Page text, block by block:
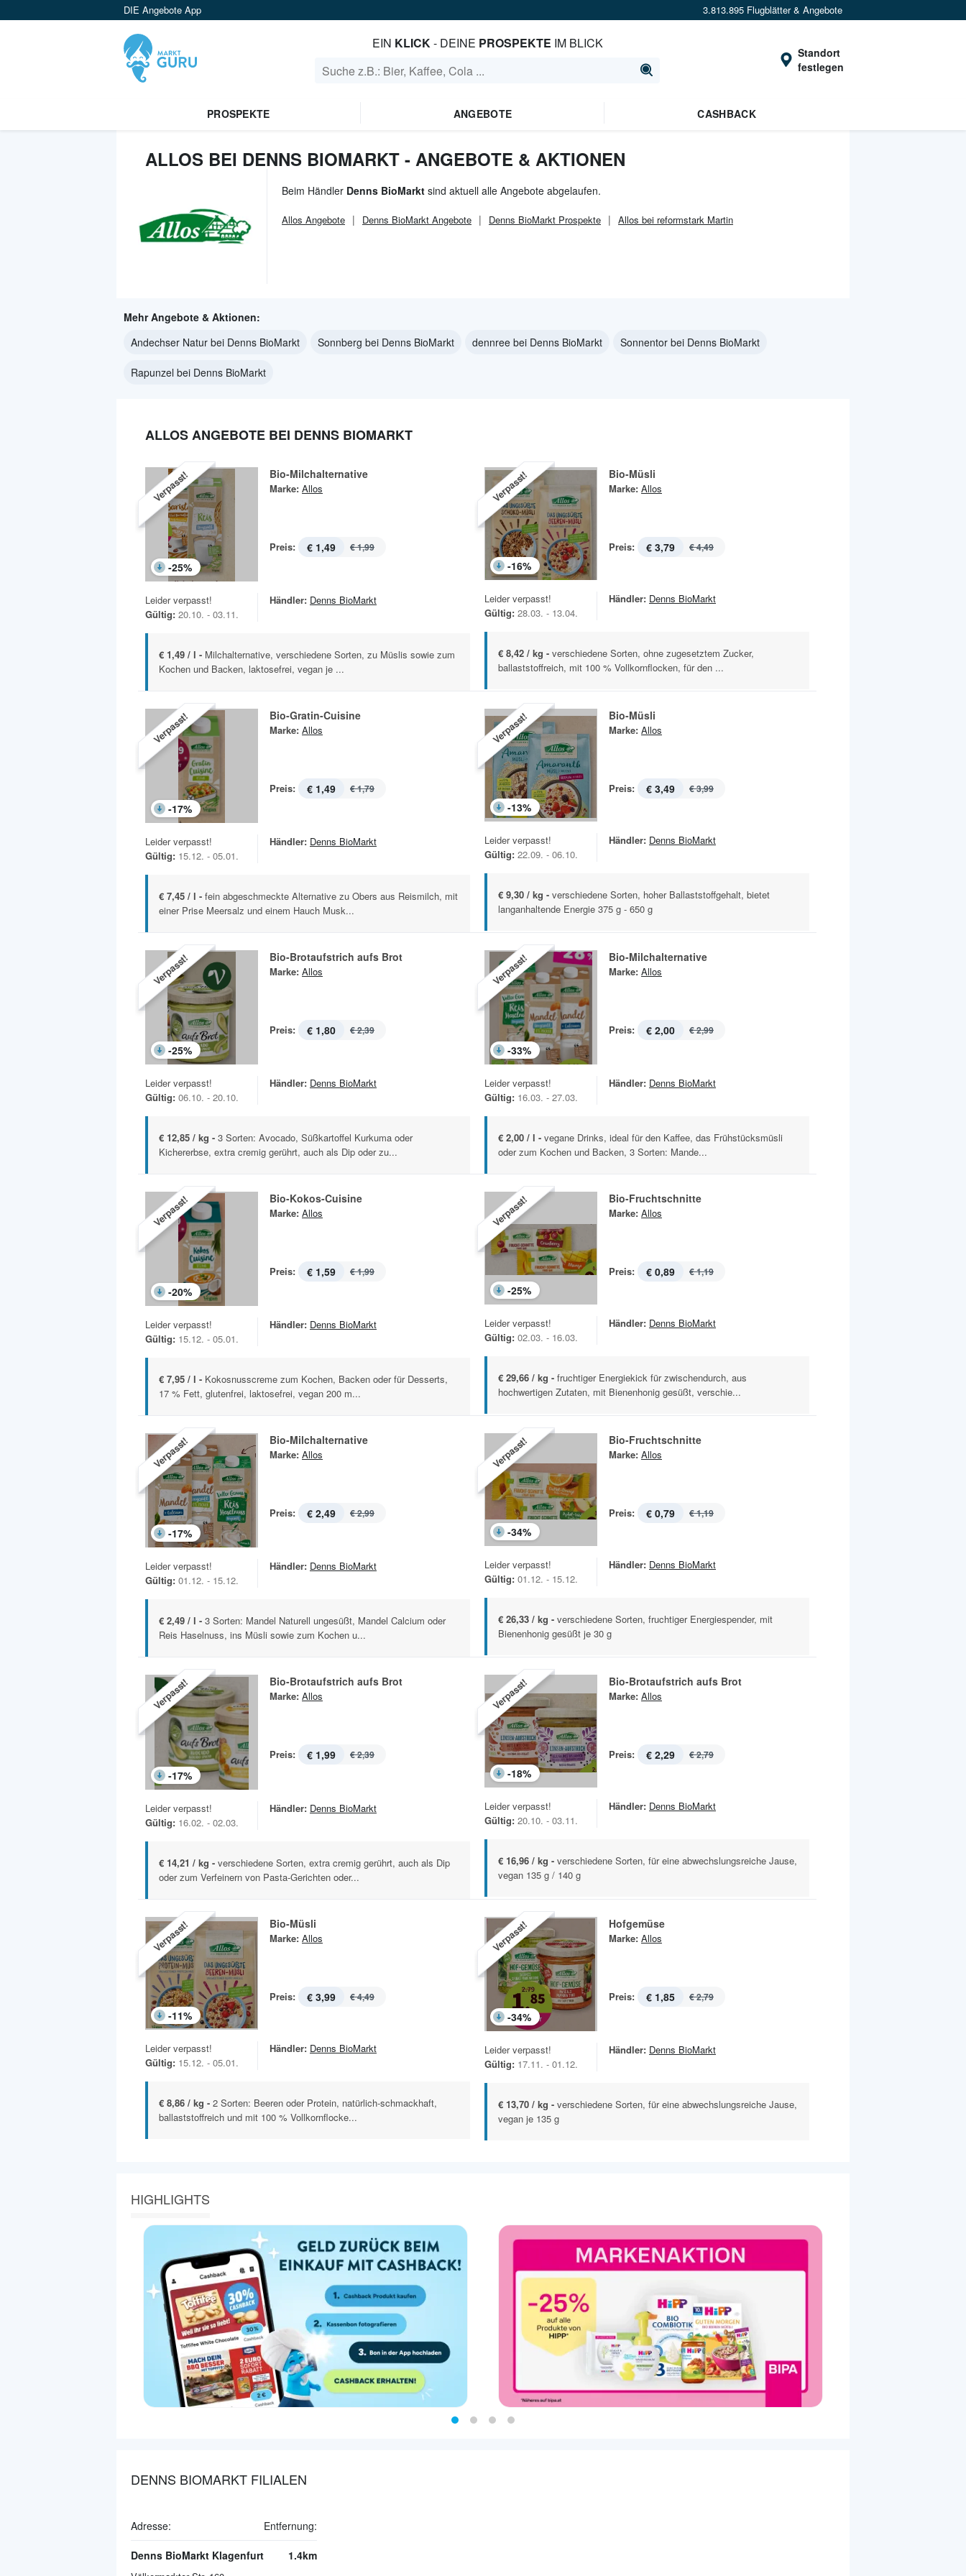
DIE Angebote App 3.813.895 Flugblätter & Angebote
EIN KLICK- DEINE PROSPEKTE IM BLICK
Standort
festlegen
PROSPEKTE ANGEBOTE CASHBACK
ALLOS BEI DENNS BIOMARKT - ANGEBOTE & AKTIONEN
Beim Händler Denns BioMarkt sind aktuell alle Angebote abgelaufen.
Allos Angebote Denns BioMarkt Angebote Denns BioMarkt Prospekte Allos bei reformstark Martin
Mehr Angebote & Aktionen:
Andechser Natur bei Denns BioMarkt
Sonnberg bei Denns BioMarkt dennree bei Denns BioMarkt Sonnentor bei Denns BioMarkt
Rapunzel bei Denns BioMarkt
ALLOS ANGEBOTE BEI DENNS BIOMARKT
Verpasst!
-25%
Bio-Milchalternative
Marke: Allos
Preis: € 1,49 € 1,99
Leider verpasst!
Gültig: 20.10. - 03.11.
Händler: Denns BioMarkt
€ 1,49 / l - Milchalternative, verschiedene Sorten, zu Müslis sowie zum
Kochen und Backen, laktosefrei, vegan je ...
Verpasst!
-16%
Bio-Müsli
Marke: Allos
Preis: € 3,79 € 4,49
Leider verpasst!
Gültig: 28.03. - 13.04.
Händler: Denns BioMarkt
€ 8,42 / kg - verschiedene Sorten, ohne zugesetztem Zucker,
ballaststoffreich, mit 100 % Vollkornflocken, für den ...
Verpasst!
-17%
Bio-Gratin-Cuisine
Marke: Allos
Preis: € 1,49 € 1,79
Leider verpasst!
Gültig: 15.12. - 05.01.
Händler: Denns BioMarkt
€ 7,45 / l - fein abgeschmeckte Alternative zu Obers aus Reismilch, mit
einer Prise Meersalz und einem Hauch Musk...
Verpasst!
-13%
Bio-Müsli
Marke: Allos
Preis: € 3,49 € 3,99
Leider verpasst!
Gültig: 22.09. - 06.10.
Händler: Denns BioMarkt
€ 9,30 / kg - verschiedene Sorten, hoher Ballaststoffgehalt, bietet
langanhaltende Energie 375 g - 650 g
Verpasst!
-25%
Bio-Brotaufstrich aufs Brot
Marke: Allos
Preis: € 1,80 € 2,39
Leider verpasst!
Gültig: 06.10. - 20.10.
Händler: Denns BioMarkt
€ 12,85 / kg - 3 Sorten: Avocado, Süßkartoffel Kurkuma oder
Kichererbse, extra cremig gerührt, auch als Dip oder zu...
Verpasst!
-33%
Bio-Milchalternative
Marke: Allos
Preis: € 2,00 € 2,99
Leider verpasst!
Gültig: 16.03. - 27.03.
Händler: Denns BioMarkt
€ 2,00 / l - vegane Drinks, ideal für den Kaffee, das Frühstücksmüsli
oder zum Kochen und Backen, 3 Sorten: Mande...
Verpasst!
-20%
Bio-Kokos-Cuisine
Marke: Allos
Preis: € 1,59 € 1,99
Leider verpasst!
Gültig: 15.12. - 05.01.
Händler: Denns BioMarkt
€ 7,95 / l - Kokosnusscreme zum Kochen, Backen oder für Desserts,
17 % Fett, glutenfrei, laktosefrei, vegan 200 m...
Verpasst!
-25%
Bio-Fruchtschnitte
Marke: Allos
Preis: € 0,89 € 1,19
Leider verpasst!
Gültig: 02.03. - 16.03.
Händler: Denns BioMarkt
€ 29,66 / kg - fruchtiger Energiekick für zwischendurch, aus
hochwertigen Zutaten, mit Bienenhonig gesüßt, verschie...
Verpasst!
-17%
Bio-Milchalternative
Marke: Allos
Preis: € 2,49 € 2,99
Leider verpasst!
Gültig: 01.12. - 15.12.
Händler: Denns BioMarkt
€ 2,49 / l - 3 Sorten: Mandel Naturell ungesüßt, Mandel Calcium oder
Reis Haselnuss, ins Müsli sowie zum Kochen u...
Verpasst!
-34%
Bio-Fruchtschnitte
Marke: Allos
Preis: € 0,79 € 1,19
Leider verpasst!
Gültig: 01.12. - 15.12.
Händler: Denns BioMarkt
€ 26,33 / kg - verschiedene Sorten, fruchtiger Energiespender, mit
Bienenhonig gesüßt je 30 g
Verpasst!
-17%
Bio-Brotaufstrich aufs Brot
Marke: Allos
Preis: € 1,99 € 2,39
Leider verpasst!
Gültig: 16.02. - 02.03.
Händler: Denns BioMarkt
€ 14,21 / kg - verschiedene Sorten, extra cremig gerührt, auch als Dip
oder zum Verfeinern von Pasta-Gerichten oder...
Verpasst!
-18%
Bio-Brotaufstrich aufs Brot
Marke: Allos
Preis: € 2,29 € 2,79
Leider verpasst!
Gültig: 20.10. - 03.11.
Händler: Denns BioMarkt
€ 16,96 / kg - verschiedene Sorten, für eine abwechslungsreiche Jause,
vegan 135 g / 140 g
Verpasst!
-11%
Bio-Müsli
Marke: Allos
Preis: € 3,99 € 4,49
Leider verpasst!
Gültig: 15.12. - 05.01.
Händler: Denns BioMarkt
€ 8,86 / kg - 2 Sorten: Beeren oder Protein, natürlich-schmackhaft,
ballaststoffreich und mit 100 % Vollkornflocke...
Verpasst!
-34%
Hofgemüse
Marke: Allos
Preis: € 1,85 € 2,79
Leider verpasst!
Gültig: 17.11. - 01.12.
Händler: Denns BioMarkt
€ 13,70 / kg - verschiedene Sorten, für eine abwechslungsreiche Jause,
vegan je 135 g
HIGHLIGHTS
DENNS BIOMARKT FILIALEN
Adresse: Entfernung:
Denns BioMarkt Klagenfurt 1.4km